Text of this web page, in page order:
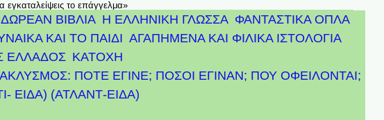
εγκαταλείψεις το επάγγελμα»
ΔΩΡΕΑΝ ΒΙΒΛΙΑ Η ΕΛΛΗΝΙΚΗ ΓΛΩΣΣΑ ΦΑΝΤΑΣΤΙΚΑ ΟΠΛΑ
ΚΑΙ ΤΟ ΠΑΙΔΙ ΑΓΑΠΗΜΕΝΑ ΚΑΙ ΦΙΛΙΚΑ ΙΣΤΟΛΟΓΙΑ
ΕΛΛΑΔΟΣ ΚΑΤΟΧΗ
ΠΟΤΕ ΕΓΙΝΕ; ΠΟΣΟΙ ΕΓΙΝΑΝ; ΠΟΥ ΟΦΕΙΛΟΝΤΑΙ;
ΕΙΔΑ) (ΑΤΛΑΝΤ-ΕΙΔΑ)